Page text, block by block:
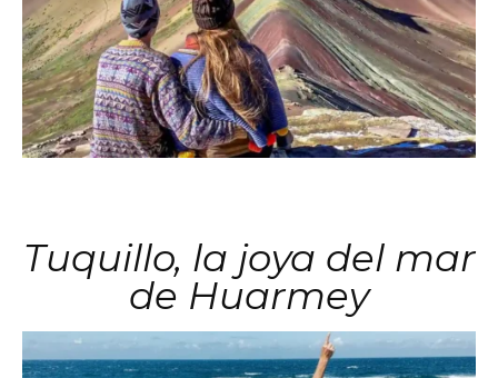
Tuquillo, la joya del mar
de Huarmey